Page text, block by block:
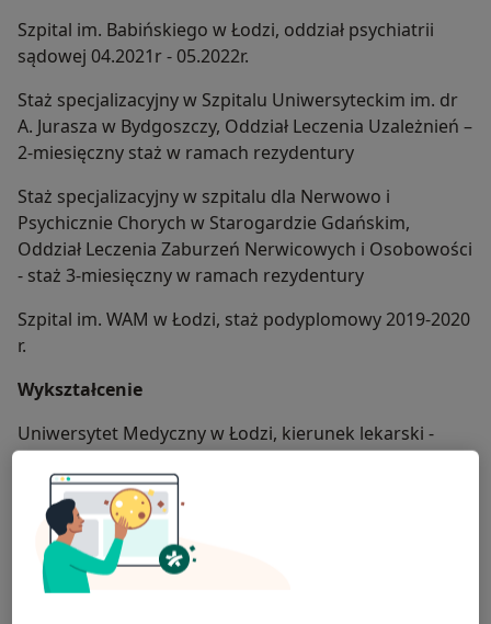
Szpital im. Babińskiego w Łodzi, oddział psychiatrii
sądowej 04.2021r - 05.2022r.
Staż specjalizacyjny w Szpitalu Uniwersyteckim im. dr
A. Jurasza w Bydgoszczy, Oddział Leczenia Uzależnień –
2-miesięczny staż w ramach rezydentury
Staż specjalizacyjny w szpitalu dla Nerwowo i
Psychicznie Chorych w Starogardzie Gdańskim,
Oddział Leczenia Zaburzeń Nerwicowych i Osobowości
- staż 3-miesięczny w ramach rezydentury
Szpital im. WAM w Łodzi, staż podyplomowy 2019-2020
r.
Wykształcenie
Uniwersytet Medyczny w Łodzi, kierunek lekarski -
Uniwersytet SWPS w Warszawie, studia podyplomowe
z prawa medycznego i prawa farmaceutycznego -
2022-2023r.
Języki